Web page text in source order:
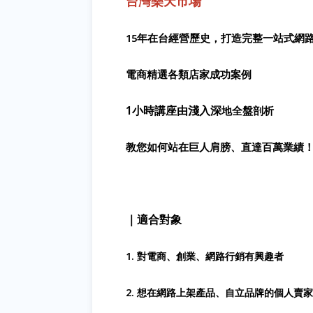
15年在台經營歷史，打造完整一站式網
電商精選各類店家成功案例
1小時講座由淺入深地全盤剖析
教您如何站在巨人肩膀、直達百萬業績！
｜適合對象
1. 對電商、創業、網路行銷有興趣者
2. 想在網路上架產品、自立品牌的個人賣家